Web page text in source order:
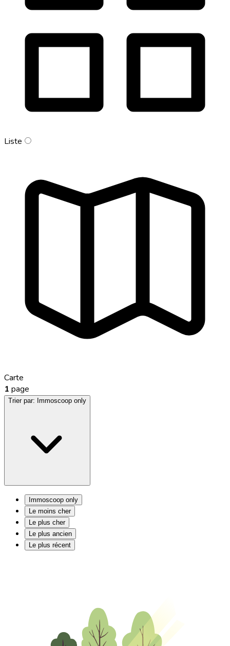
Liste
Carte
1 page
Trier par: Immoscoop only
Immoscoop only
Le moins cher
Le plus cher
Le plus ancien
Le plus récent